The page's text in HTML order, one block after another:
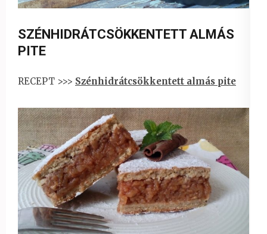
SZÉNHIDRÁTCSÖKKENTETT ALMÁS
PITE
RECEPT >>> Szénhidrátcsökkentett almás pite